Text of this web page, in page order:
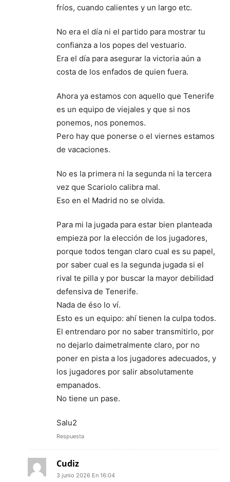
fríos, cuando calientes y un largo etc.
No era el día ni el partido para mostrar tu
confianza a los popes del vestuario.
Era el día para asegurar la victoria aún a
costa de los enfados de quien fuera.
Ahora ya estamos con aquello que Tenerife
es un equipo de viejales y que si nos
ponemos, nos ponemos.
Pero hay que ponerse o el viernes estamos
de vacaciones.
No es la primera ni la segunda ni la tercera
vez que Scariolo calibra mal.
Eso en el Madrid no se olvida.
Para mi la jugada para estar bien planteada
empieza por la elección de los jugadores,
porque todos tengan claro cual es su papel,
por saber cual es la segunda jugada si el
rival te pilla y por buscar la mayor debilidad
defensiva de Tenerife.
Nada de éso lo ví.
Esto es un equipo: ahí tienen la culpa todos.
El entrendaro por no saber transmitirlo, por
no dejarlo daimetralmente claro, por no
poner en pista a los jugadores adecuados, y
los jugadores por salir absolutamente
empanados.
No tiene un pase.
Salu2
Respuesta
Cudiz
3 junio 2026 En 16:04